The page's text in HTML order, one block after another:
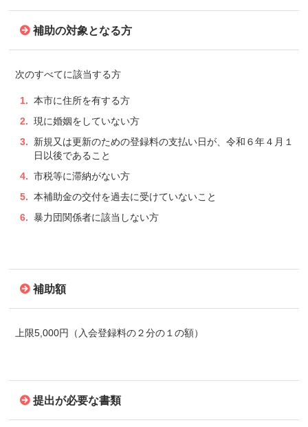
補助の対象となる方
次のすべてに該当する方
本市に住所を有する方
現に婚姻をしていない方
新規又は更新のための登録料の支払い日が、令和６年４月１
日以後であること
市税等に滞納がない方
本補助金の交付を過去に受けていないこと
暴力団関係者に該当しない方
補助額
上限5,000円（入会登録料の２分の１の額）
提出が必要な書類